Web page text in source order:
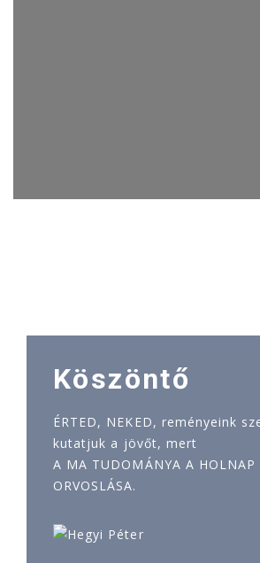
Köszöntő
ÉRTED, NEKED, reményeink
kutatjuk a jövőt, mert
A MA TUDOMÁNYA A HOLNAP
ORVOSLÁSA.